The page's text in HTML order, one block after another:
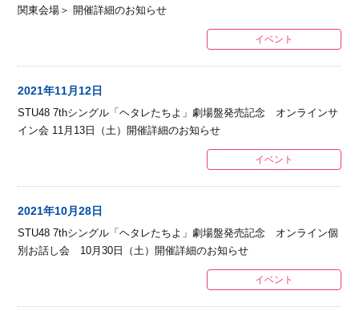
関東会場＞ 開催詳細のお知らせ
イベント
2021年11月12日
STU48 7thシングル「ヘタレたちよ」劇場盤発売記念 オンラインサ
イン会 11月13日（土）開催詳細のお知らせ
イベント
2021年10月28日
STU48 7thシングル「ヘタレたちよ」劇場盤発売記念 オンライン個
別お話し会 10月30日（土）開催詳細のお知らせ
イベント